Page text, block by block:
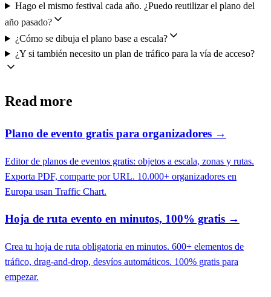
Hago el mismo festival cada año. ¿Puedo reutilizar el plano del
año pasado?
¿Cómo se dibuja el plano base a escala?
¿Y si también necesito un plan de tráfico para la vía de acceso?
Read more
Plano de evento gratis para organizadores →
Editor de planos de eventos gratis: objetos a escala, zonas y rutas.
Exporta PDF, comparte por URL. 10.000+ organizadores en
Europa usan Traffic Chart.
Hoja de ruta evento en minutos, 100% gratis→
Crea tu hoja de ruta obligatoria en minutos. 600+ elementos de
tráfico, drag-and-drop, desvíos automáticos. 100% gratis para
empezar.